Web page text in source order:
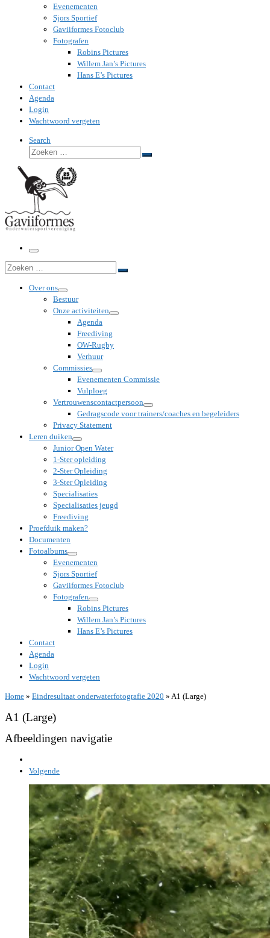
Evenementen
Sjors Sportief
Gaviiformes Fotoclub
Fotografen
Robins Pictures
Willem Jan’s Pictures
Hans E’s Pictures
Contact
Agenda
Login
Wachtwoord vergeten
Search
Zoeken
Zoeken
Menu
Zoeken
Zoeken
Over ons
Bestuur
Onze activiteiten
Agenda
Freediving
OW-Rugby
Verhuur
Commissies
Evenementen Commissie
Vulploeg
Vertrouwenscontactpersoon
Gedragscode voor trainers/coaches en begeleiders
Privacy Statement
Leren duiken
Junior Open Water
1-Ster opleiding
2-Ster Opleiding
3-Ster Opleiding
Specialisaties
Specialisaties jeugd
Freediving
Proefduik maken?
Documenten
Fotoalbums
Evenementen
Sjors Sportief
Gaviiformes Fotoclub
Fotografen
Robins Pictures
Willem Jan’s Pictures
Hans E’s Pictures
Contact
Agenda
Login
Wachtwoord vergeten
Home » Eindresultaat onderwaterfotografie 2020 » A1 (Large)
A1 (Large)
Afbeeldingen navigatie
Volgende